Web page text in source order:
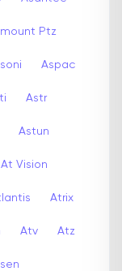
Ptz
Aspac
Astr
Astun
At Vision
Atrix
Atv Atz